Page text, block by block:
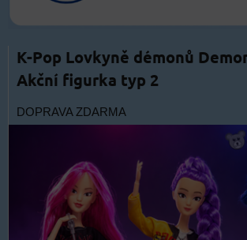
K-Pop Lovkyně démonů
Akční figurka typ 2
DOPRAVA ZDARMA